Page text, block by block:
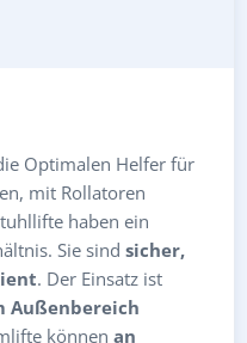
Optimalen Helfer für
mit Rollatoren
haben ein
Sie sind sicher,
. Der Einsatz ist
Außenbereich
können an